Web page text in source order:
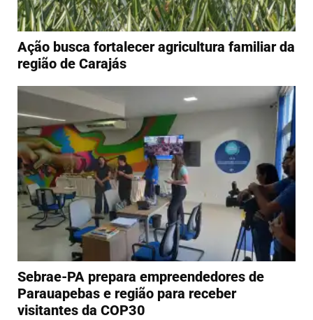
Ação busca fortalecer agricultura familiar da
região de Carajás
Sebrae-PA prepara empreendedores de
Parauapebas e região para receber
visitantes da COP30